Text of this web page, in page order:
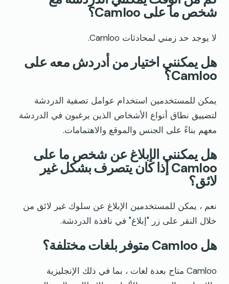
شخص ما على Camloo؟
لا يوجد حد زمني لمحادثات Camloo.
هل يمكنني اختيار من أدردش معه على
Camloo؟
يمكن للمستخدمين استخدام عوامل تصفية الدردشة
لتضييق نطاق أنواع الأشخاص الذين يرغبون في الدردشة
معهم بناءً على الجنس والموقع والاهتمامات.
هل يمكنني الإبلاغ عن شخص ما على
Camloo إذا كان يتصرف بشكل غير
لائق؟
نعم ، يمكن للمستخدمين الإبلاغ عن سلوك غير لائق من
خلال النقر على زر "إبلاغ" في نافذة الدردشة.
هل Camloo متوفر بلغات مختلفة؟
Camloo متاح بعدة لغات ، بما في ذلك الإنجليزية